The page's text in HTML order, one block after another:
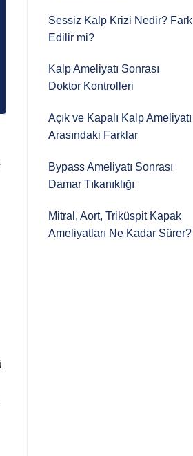
Sessiz Kalp Krizi Nedir? Fark
Edilir mi?
Kalp Ameliyatı Sonrası
Doktor Kontrolleri
Açık ve Kapalı Kalp Ameliyatı
Arasındaki Farklar
Bypass Ameliyatı Sonrası
Damar Tıkanıklığı
Mitral, Aort, Triküspit Kapak
Ameliyatları Ne Kadar Sürer?